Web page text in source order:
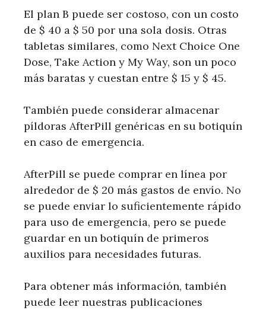
El plan B puede ser costoso, con un costo
de $ 40 a $ 50 por una sola dosis. Otras
tabletas similares, como Next Choice One
Dose, Take Action y My Way, son un poco
más baratas y cuestan entre $ 15 y $ 45.
También puede considerar almacenar
píldoras AfterPill genéricas en su botiquín
en caso de emergencia.
AfterPill se puede comprar en línea por
alrededor de $ 20 más gastos de envío. No
se puede enviar lo suficientemente rápido
para uso de emergencia, pero se puede
guardar en un botiquín de primeros
auxilios para necesidades futuras.
Para obtener más información, también
puede leer nuestras publicaciones